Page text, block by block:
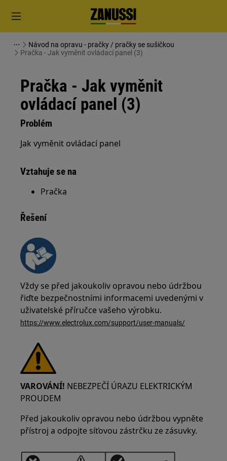
Návod na opravu - pračky / pračky se sušičkou
Pračka - Jak vyměnit ovládací panel (3)
Pračka - Jak vyměnit
ovládací panel (3)
Problém
Jak vyměnit ovládací panel
Vztahuje se na
Pračka
Řešení
Vždy se před jakoukoliv opravou nebo údržbou
řiďte bezpečnostními informacemi uvedenými v
uživatelské příručce vašeho výrobku.
https://www.electrolux.com/support/user-manuals/
VAROVÁNÍ! NEBEZPEČÍ ÚRAZU ELEKTRICKÝM
PROUDEM
Před jakoukoliv opravou nebo údržbou vypněte
přístroj a odpojte síťovou zástrčku ze zásuvky.